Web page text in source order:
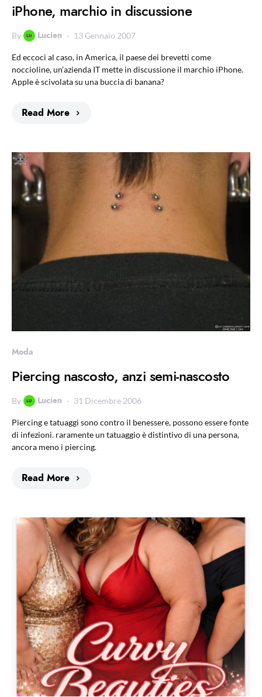
iPhone, marchio in discussione
By Lucien 13 Gennaio 2007
Ed eccoci al caso, in America, il paese dei brevetti come
noccioline, un’azienda IT mette in discussione il marchio iPhone.
Apple è scivolata su una buccia di banana?
Read More
Moda
Piercing nascosto, anzi semi-nascosto
By Lucien 31 Dicembre 2006
Piercing e tatuaggi sono contro il benessere, possono essere fonte
di infezioni. raramente un tatuaggio è distintivo di una persona,
ancora meno i piercing.
Read More